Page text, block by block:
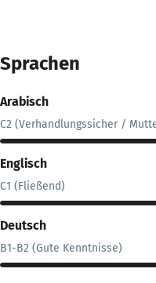
Sprachen
Arabisch
C2 (Verhandlungssicher /
Englisch
C1 (Fließend)
Deutsch
B1-B2 (Gute Kenntnisse)